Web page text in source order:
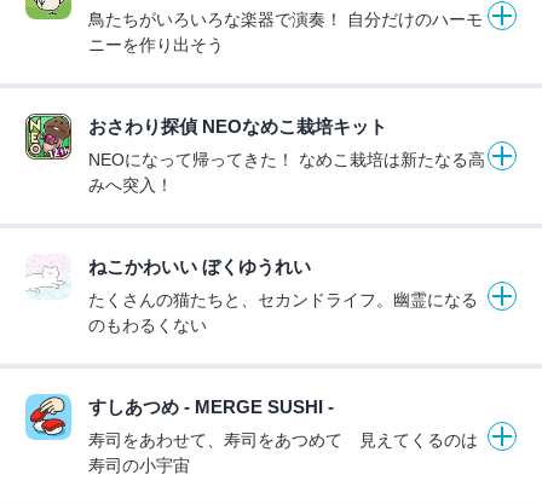
鳥たちがいろいろな楽器で演奏！ 自分だけのハーモ
ニーを作り出そう
おさわり探偵 NEOなめこ栽培キット
NEOになって帰ってきた！ なめこ栽培は新たなる高
みへ突入！
ねこかわいい ぼくゆうれい
たくさんの猫たちと、セカンドライフ。幽霊になる
のもわるくない
すしあつめ - MERGE SUSHI -
寿司をあわせて、寿司をあつめて 見えてくるのは
寿司の小宇宙